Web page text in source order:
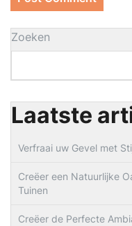
Zoeken
Laatste
Verfraai uw Gevel met
Creëer een Natuurlijke
Tuinen
Creëer de Perfecte